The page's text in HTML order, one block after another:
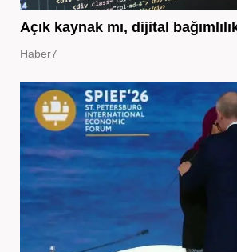
Açık kaynak mı, dijital
Haber7